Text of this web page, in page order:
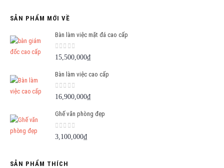
1,290,000₫.
SẢN PHẨM MỚI VỀ
Bàn làm việc mặt đá cao cấp
0 out of 5
15,500,000₫
Bàn làm việc cao cấp
0out of 5
16,900,000₫
Ghế văn phòng đẹp
0 out of 5
3,100,000₫
SẢN PHẨM THÍCH